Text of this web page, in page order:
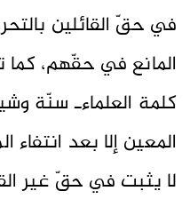
في حقّ القائلين
المانع في حقّهم، كما
كلمة العلماءـ سنّة
المعين إلا بعد
لا يثبت في حقّ غير